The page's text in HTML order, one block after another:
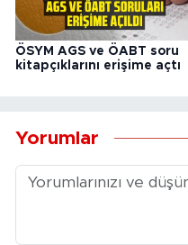
ÖSYM AGS ve ÖABT soru
kitapçıklarını erişime açtı
Yorumlar